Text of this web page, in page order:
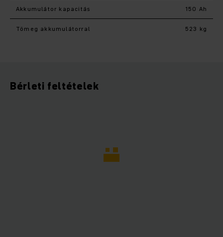
Akkumulátor kapacitás 150 Ah
Tömeg akkumulátorral 523 kg
Bérleti feltételek